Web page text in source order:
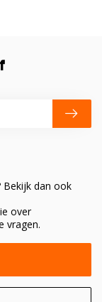
Bekijk dan ook
over
vragen.